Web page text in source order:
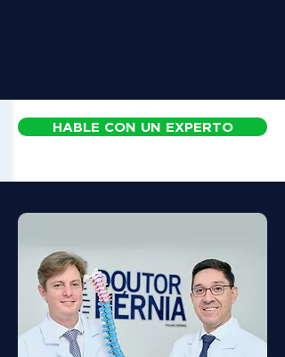
HABLE CON UN EXPERTO